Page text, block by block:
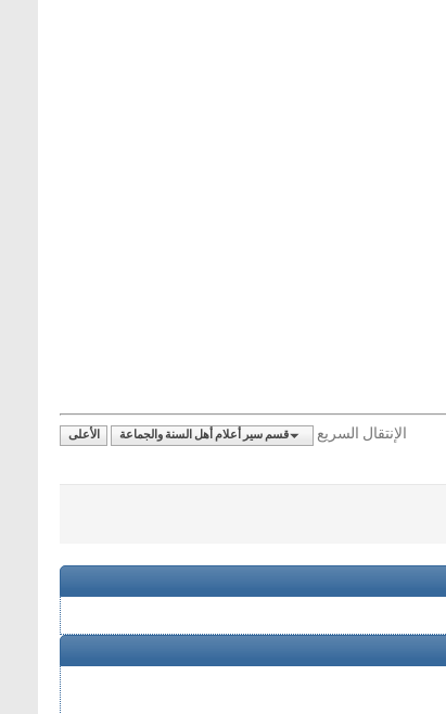
الإنتقال السريع قسم سير أعلام أهل السنة والجماعة الأعلى